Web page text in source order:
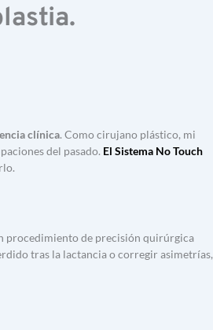
clínica. Como cirujano plástico, mi
del pasado. El Sistema No Touch
procedimiento de precisión quirúrgica
tras la lactancia o corregir asimetrías,